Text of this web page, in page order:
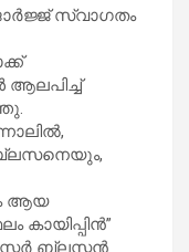
സ്വാഗതം
ആയ
ബ്ലസ്സൻ